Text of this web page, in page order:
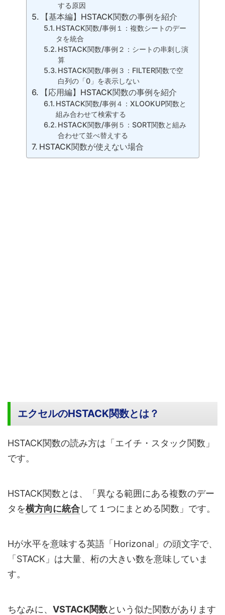
する原因
【基本編】HSTACK関数の事例を紹介
HSTACK関数/事例１：複数シートのデー
タを統合
HSTACK関数/事例２：シートの串刺し演
算
HSTACK関数/事例３：FILTER関数で空
白列の「0」を表示しない
【応用編】HSTACK関数の事例を紹介
HSTACK関数/事例４：XLOOKUP関数と
組み合わせて検索する
HSTACK関数/事例５：SORT関数と組み
合わせて並べ替えする
HSTACK関数が使えない場合
エクセルのHSTACK関数とは？
HSTACK関数の読み方は「エイチ・スタック関数」
です。
HSTACK関数とは、「異なる範囲にある複数のデー
タを横方向に統合して１つにまとめる関数」です。
Hが水平を意味する英語「Horizonal」の頭文字で、
「STACK」は大量、桁の大きい数を意味していま
す。
ちなみに、 VSTACK関数という似た関数があります